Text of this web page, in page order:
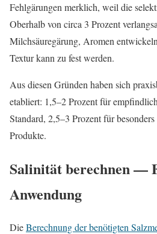
Fehlgärungen merklich, weil die
Oberhalb von circa 3 Prozent
Milchsäuregärung, Aromen
Textur kann zu fest werden.
Aus diesen Gründen haben sich
etabliert: 1,5–2 Prozent für
Standard, 2,5–3 Prozent für
Produkte.
Salinität berechnen —
Anwendung
DieBerechnung der benötigten